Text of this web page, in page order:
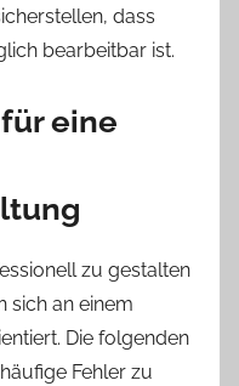
dass
bearbeitbar ist.
eine
zu gestalten
sich an einem
Die folgenden
Fehler zu